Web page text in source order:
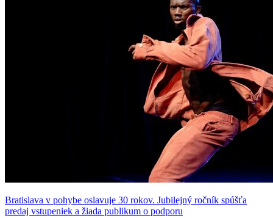
Bratislava v pohybe oslavuje 30 rokov. Jubilejný ročník spúšťa
predaj vstupeniek a žiada publikum o podporu